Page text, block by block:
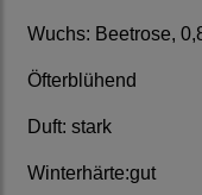
Wuchs: Beetrose,
Öfterblühend
Duft: stark
Winterhärte:gut